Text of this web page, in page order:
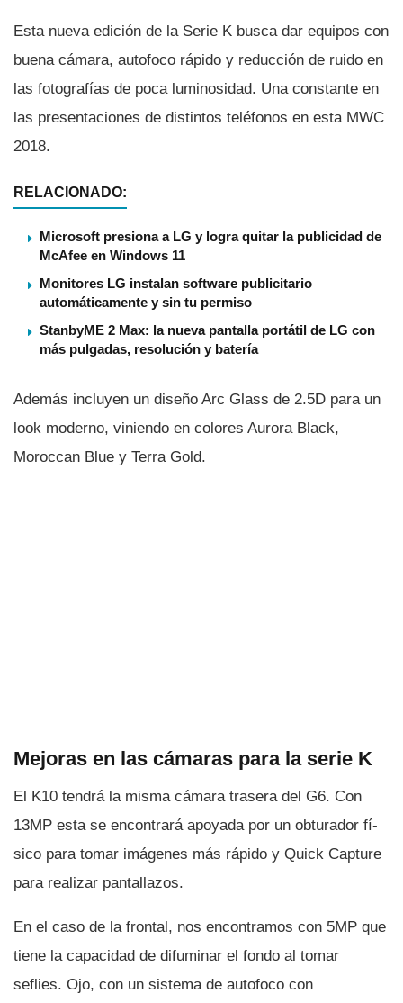
Esta nueva edición de la Serie K busca dar equipos con
buena cámara, autofoco rápido y reducción de ruido en
las fotografí­as de poca luminosidad. Una constante en
las presentaciones de distintos teléfonos en esta MWC
2018.
RELACIONADO:
Microsoft presiona a LG y logra quitar la publicidad de
McAfee en Windows 11
Monitores LG instalan software publicitario
automáticamente y sin tu permiso
StanbyME 2 Max: la nueva pantalla portátil de LG con
más pulgadas, resolución y batería
Además incluyen un diseño Arc Glass de 2.5D para un
look moderno, viniendo en colores Aurora Black,
Moroccan Blue y Terra Gold.
Mejoras en las cámaras para la serie K
El K10 tendrá la misma cámara trasera del G6. Con
13MP esta se encontrará apoyada por un obturador fí­
sico para tomar imágenes más rápido y Quick Capture
para realizar pantallazos.
En el caso de la frontal, nos encontramos con 5MP que
tiene la capacidad de difuminar el fondo al tomar
seflies. Ojo, con un sistema de autofoco con